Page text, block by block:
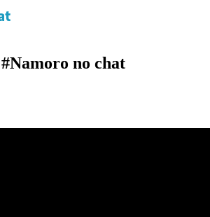
#Namoro no chat